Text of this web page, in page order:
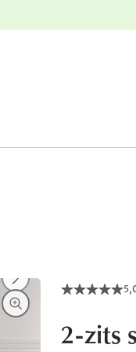
2-zits